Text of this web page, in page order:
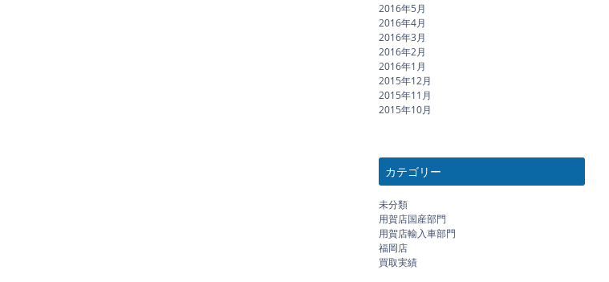
2016年5月
2016年4月
2016年3月
2016年2月
2016年1月
2015年12月
2015年11月
2015年10月
カテゴリー
未分類
用賀店国産部門
用賀店輸入車部門
福岡店
買取実績